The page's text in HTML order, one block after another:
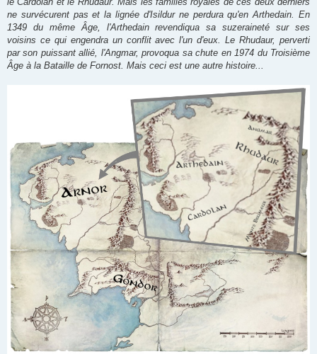
ne survécurent pas et la lignée d'Isildur ne perdura qu'en Arthedain. En
1349 du même Âge, l'Arthedain revendiqua sa suzeraineté sur ses
voisins ce qui engendra un conflit avec l'un d'eux. Le Rhudaur, perverti
par son puissant allié, l'Angmar, provoqua sa chute en 1974 du Troisième
Âge à la Bataille de Fornost. Mais ceci est une autre histoire...